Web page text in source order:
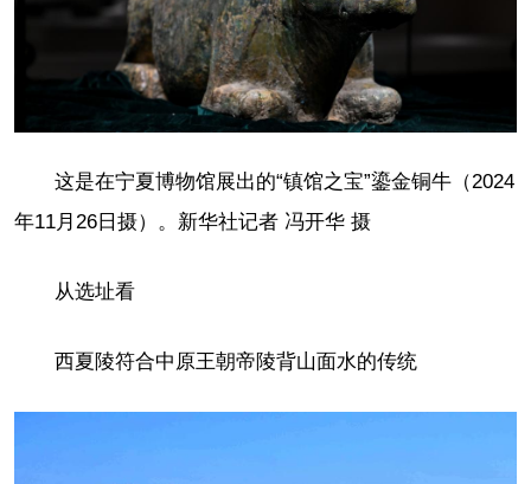
这是在宁夏博物馆展出的“镇馆之宝”鎏金铜牛（2024
年11月26日摄）。新华社记者 冯开华 摄
从选址看
西夏陵符合中原王朝帝陵背山面水的传统